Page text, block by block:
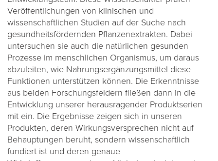
Veröffentlichungen von klinischen und
wissenschaftlichen Studien auf der Suche nach
gesundheitsfördernden Pflanzenextrakten. Dabei
untersuchen sie auch die natürlichen gesunden
Prozesse im menschlichen Organismus, um daraus
abzuleiten, wie Nahrungsergänzungsmittel diese
Funktionen unterstützen können. Die Erkenntnisse
aus beiden Forschungsfeldern fließen dann in die
Entwicklung unserer herausragender Produktserien
mit ein. Die Ergebnisse zeigen sich in unseren
Produkten, deren Wirkungsversprechen nicht auf
Behauptungen beruht, sondern wissenschaftlich
fundiert ist und deren genaue